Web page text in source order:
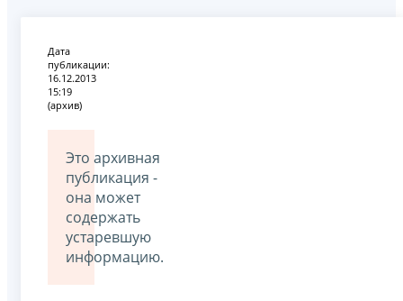
Дата
публикации:
16.12.2013
15:19
(архив)
Это архивная
публикация -
она может
содержать
устаревшую
информацию.